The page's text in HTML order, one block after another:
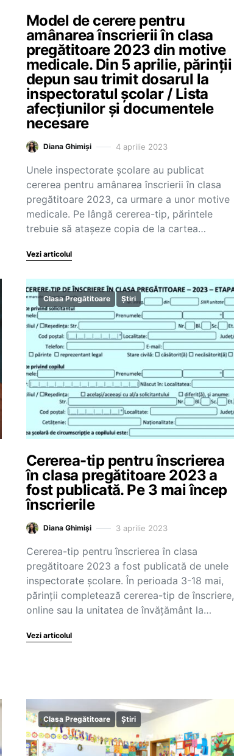
Model de cerere pentru
amânarea înscrierii în clasa
pregătitoare 2023 din motive
medicale. Din 5 aprilie, părinții
depun sau trimit dosarul la
inspectoratul școlar / Lista
afecțiunilor și documentele
necesare
Diana Ghimiși 4 aprilie 2023
Unele inspectorate școlare au publicat
cererea pentru amânarea înscrierii în clasa
pregătitoare 2023, ca urmare a unor motive
medicale. Pe lângă cererea-tip, părintele
trebuie să atașeze copia de la cartea…
Vezi articolul
Clasa Pregătitoare Știri
Cererea-tip pentru înscrierea
în clasa pregătitoare 2023 a
fost publicată. Pe 3 mai încep
înscrierile
Diana Ghimiși 3 aprilie 2023
Cererea-tip pentru înscrierea în clasa
pregătitoare 2023 a fost publicată de unele
inspectorate școlare. În perioada 3-18 mai,
părinții completează cererea-tip de înscriere,
online sau la unitatea de învățământ la…
Vezi articolul
Clasa Pregătitoare Știri